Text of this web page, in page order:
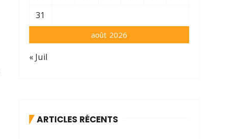
août 2026
31
« Juil
ARTICLES RÉCENTS